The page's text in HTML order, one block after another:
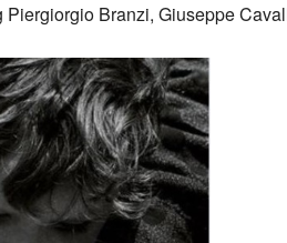
Branzi, Giuseppe